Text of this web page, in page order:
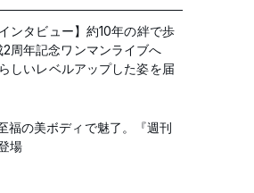
ンタビュー】約10年の絆で歩
周年記念ワンマンライブへ
しいレベルアップした姿を届
福の美ボディで魅了。『週刊
場